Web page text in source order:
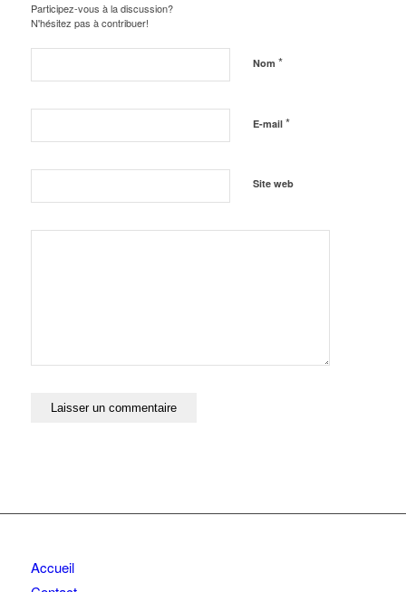
Participez-vous à la discussion?
N'hésitez pas à contribuer!
Nom *
E-mail *
Site web
Accueil